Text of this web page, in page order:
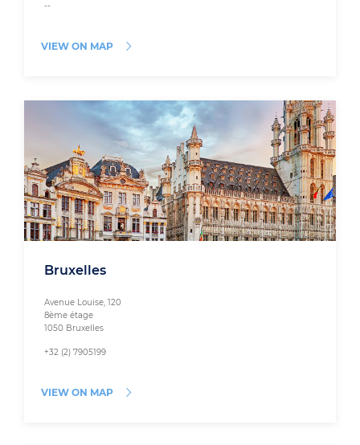
--
VIEW ON MAP
Bruxelles
Avenue Louise, 120
8ème étage
1050 Bruxelles
+32 (2) 7905199
VIEW ON MAP